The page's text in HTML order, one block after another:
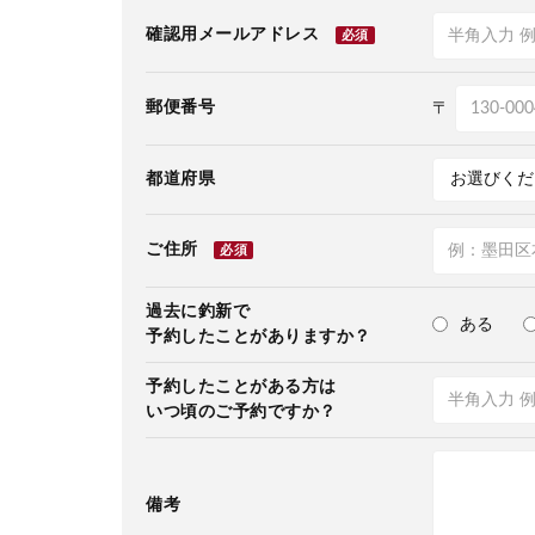
確認用メールアドレス 必須
郵便番号 〒
都道府県
ご住所 必須
過去に釣新で
予約したことがありますか？
ある
予約したことがある方は
いつ頃のご予約ですか？
備考